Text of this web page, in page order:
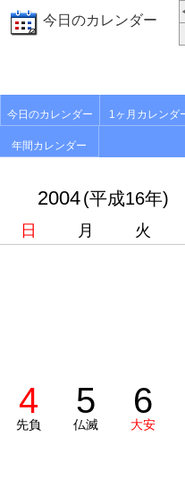
今日のカレンダー
今日のカレンダー 1ヶ月カレンダ
年間カレンダー
2004(平成16年)
日 月 火
4
先負
5
仏滅
6
大安